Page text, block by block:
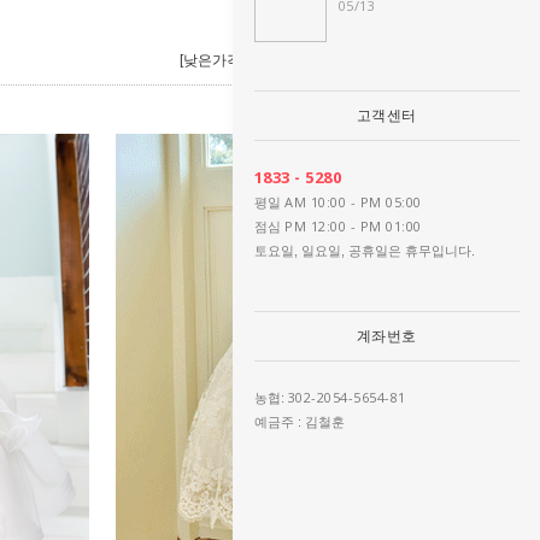
05/13
고객센터
1833 - 5280
평일 AM 10:00 - PM 05:00
점심 PM 12:00 - PM 01:00
토요일, 일요일, 공휴일은 휴무입니다.
계좌번호
농협: 302-2054-5654-81
예금주 : 김철훈
[낮은가격]